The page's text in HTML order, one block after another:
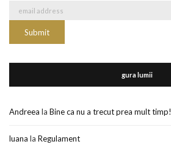
gura lumii
Andreea la Bine ca nu a trecut prea mult timp!
luana la Regulament